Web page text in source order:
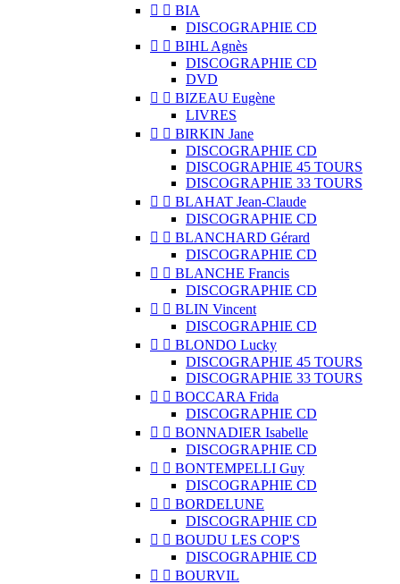
  BIA
DISCOGRAPHIE CD
  BIHL Agnès
DISCOGRAPHIE CD
DVD
  BIZEAU Eugène
LIVRES
  BIRKIN Jane
DISCOGRAPHIE CD
DISCOGRAPHIE 45 TOURS
DISCOGRAPHIE 33 TOURS
  BLAHAT Jean-Claude
DISCOGRAPHIE CD
  BLANCHARD Gérard
DISCOGRAPHIE CD
  BLANCHE Francis
DISCOGRAPHIE CD
  BLIN Vincent
DISCOGRAPHIE CD
  BLONDO Lucky
DISCOGRAPHIE 45 TOURS
DISCOGRAPHIE 33 TOURS
  BOCCARA Frida
DISCOGRAPHIE CD
  BONNADIER Isabelle
DISCOGRAPHIE CD
  BONTEMPELLI Guy
DISCOGRAPHIE CD
  BORDELUNE
DISCOGRAPHIE CD
  BOUDU LES COP'S
DISCOGRAPHIE CD
  BOURVIL